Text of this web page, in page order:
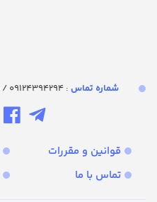
شماره تماس‌ : 09124394294 / 02632240165 / 02634496576
قوانین و مقررات
تماس با ما